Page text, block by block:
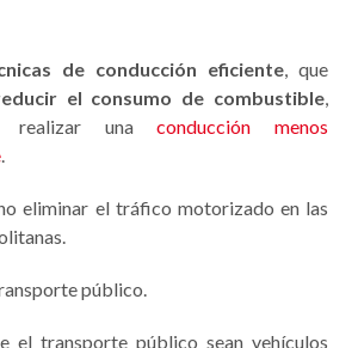
de conducción eficiente , que
el consumo de combustible
realizar unaconducción menos
eliminar el tráfico motorizado en las
público.
el transporte público sean vehículos